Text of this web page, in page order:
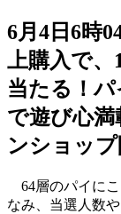
6月4日6時
上購入で、
当たる！
で遊び心
ンショッ
64層のパイにこ
なみ、当選人数